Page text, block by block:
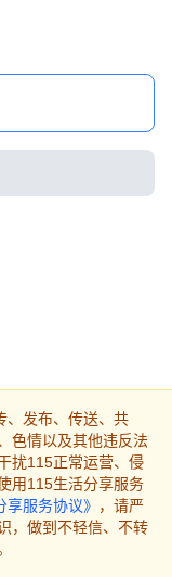
、发布、传送、共
色情以及其他违反法
扰115正常运营、侵
用115生活分享服务
享服务协议》 ，请严
，做到不轻信、不转